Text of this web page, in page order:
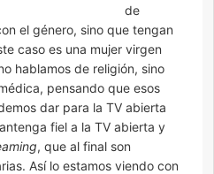
de
el género, sino que tengan
caso es una mujer virgen
hablamos de religión, sino
pensando que esos
dar para la TV abierta
fiel a la TV abierta y
, que al final son
Así lo estamos viendo con